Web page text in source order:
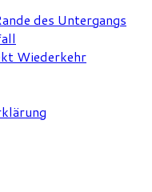
des Untergangs
Wiederkehr